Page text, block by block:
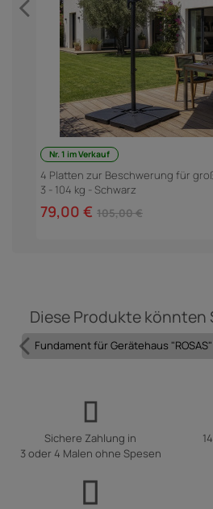
Nr. 1 im Verkauf
4 Platten zur Beschwerung für
3 - 104 kg - Schwarz
79,00 € 105,00 €
Diese Produkte könnten
Fundament für Gerätehaus
Sichere Zahlung in
3 oder 4 Malen ohne Spesen